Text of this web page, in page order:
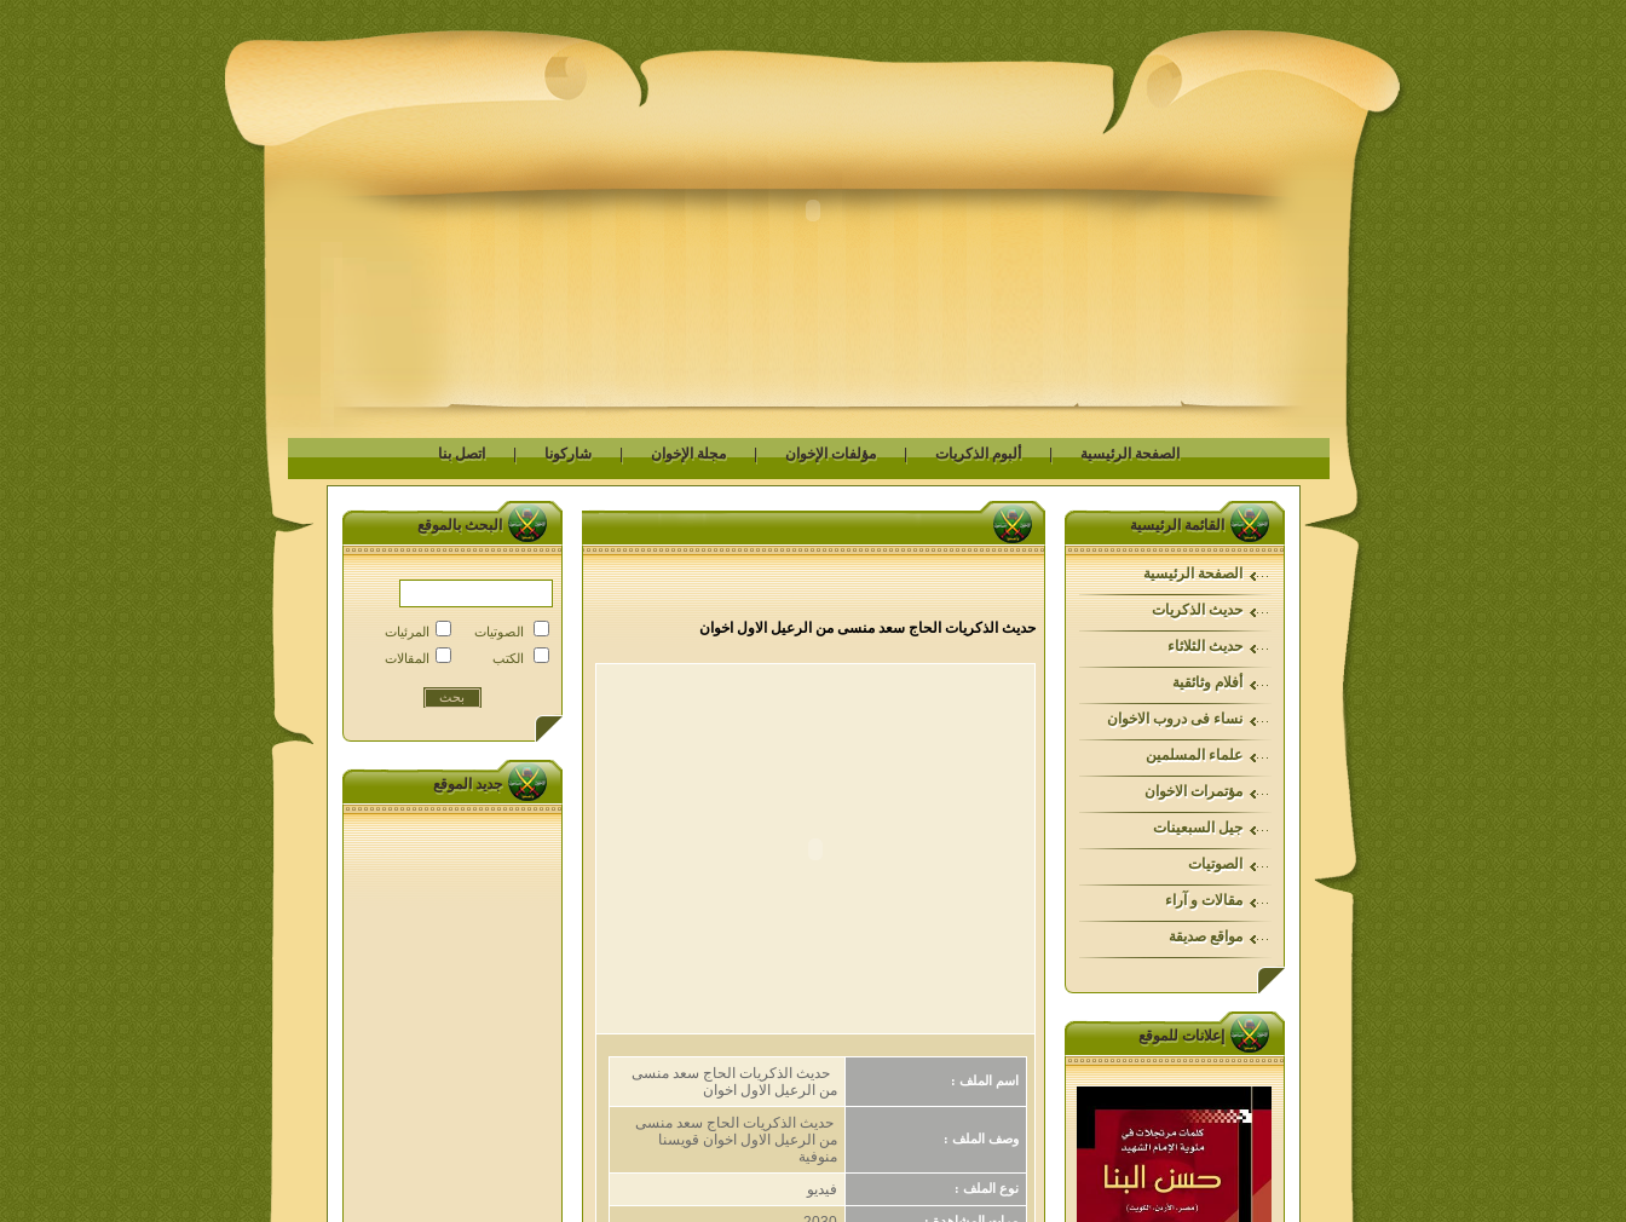
الصفحة الرئيسية | ألبوم الذكريات | مؤلفات الإخوان | مجلة الإخوان | شاركونا | اتصل بنا
القائمة الرئيسية
الصفحة الرئيسية
حديث الذكريات
حديث الثلاثاء
أفلام وثائقية
نساء فى دروب الاخوان
علماء المسلمين
مؤتمرات الاخوان
جيل السبعينات
الصوتيات
مقالات و آراء
مواقع صديقة
إعلانات للموقع
حديث الذكريات الحاج سعد منسى من الرعيل الاول اخوان
اسم الملف :
حديث الذكريات الحاج سعد منسى
من الرعيل الاول اخوان
وصف الملف :
حديث الذكريات الحاج سعد منسى
من الرعيل الاول اخوان قويسنا
منوفية
نوع الملف : فيديو
البحث بالموقع
الصوتيات
الكتب
المرئيات
المقالات
جديد الموقع